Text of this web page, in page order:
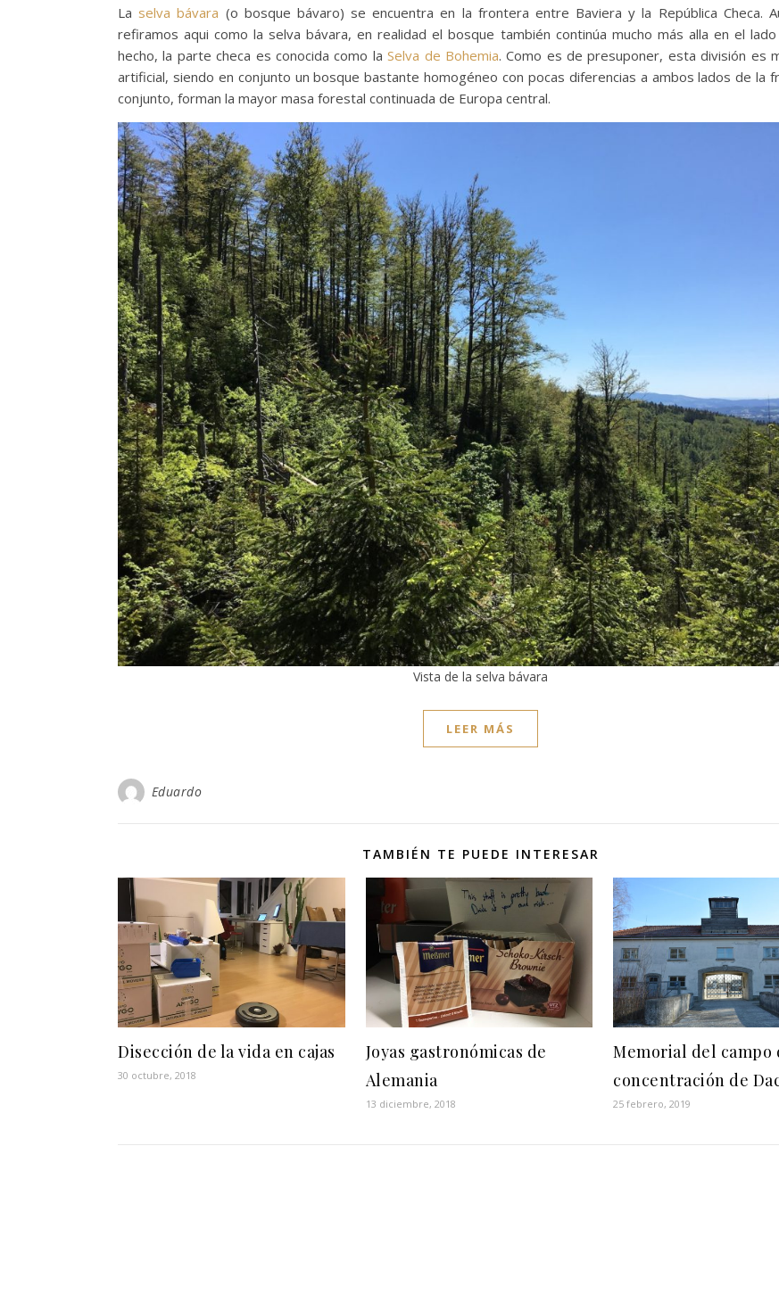
La selva bávara (o bosque bávaro) se encuentra en la frontera entre Baviera y la República Checa.
refiramos aqui como la selva bávara, en realidad el bosque también continúa mucho más alla en el lado
hecho, la parte checa es conocida como laSelva de Bohemia. Como es de presuponer, esta división es
artificial, siendo en conjunto un bosque bastante homogéneo con pocas diferencias a ambos lados de la
conjunto, forman la mayor masa forestal continuada de Europa central.
Vista de la selva bávara
LEER MÁS
Eduardo
TAMBIÉN TE PUEDE INTERESAR
Disección de la vida en cajas
30 octubre, 2018
Joyas gastronómicas de
Alemania
13 diciembre, 2018
Memorial del campo
concentración de
25 febrero, 2019